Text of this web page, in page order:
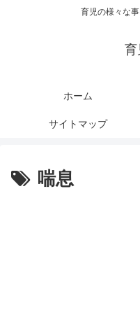
育児の様々な
育
ホーム
サイトマップ
喘息